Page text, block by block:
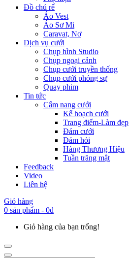
Đồ chú rể
Áo Vest
Áo Sơ Mi
Caravat, Nơ
Dịch vụ cưới
Chụp hình Studio
Chụp ngoại cảnh
Chụp cưới truyền thống
Chụp cưới phóng sự
Quay phim
Tin tức
Cẩm nang cưới
Kế hoạch cưới
Trang điểm-Làm đẹp
Đám cưới
Đám hỏi
Hàng Thương Hiệu
Tuần trăng mật
Feedback
Video
Liên hệ
Giỏ hàng
0 sản phẩm - 0đ
Giỏ hàng của bạn trống!